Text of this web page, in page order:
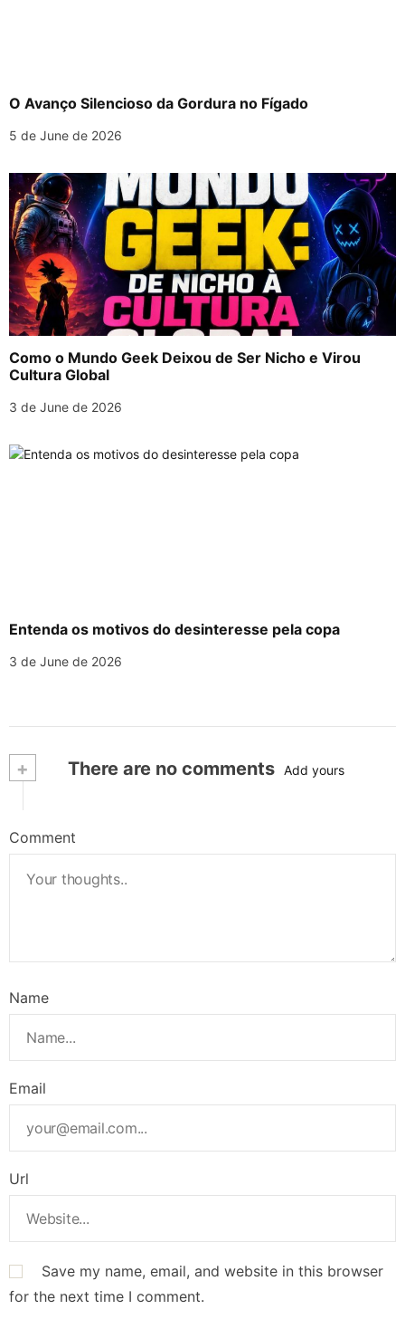
O Avanço Silencioso da Gordura no Fígado
5 de June de 2026
Como o Mundo Geek Deixou de Ser Nicho e Virou
Cultura Global
3 de June de 2026
Entenda os motivos do desinteresse pela copa
3 de June de 2026
+ There are no comments Add yours
Comment
Name
Email
Url
Save my name, email, and website in this browser
for the next time I comment.